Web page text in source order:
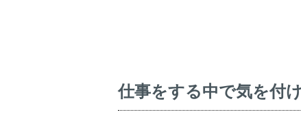
仕事をする中で気を付